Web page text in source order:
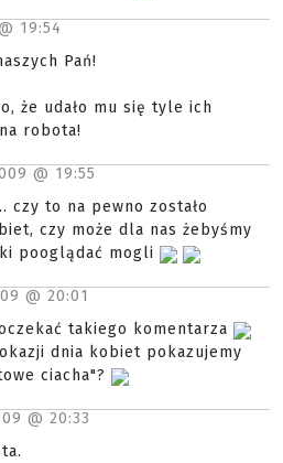
19:54
Pań!
że udało mu się tyle ich
robota!
@ 19:55
czy to na pewno zostało
czy może dla nas żebyśmy
pooglądać mogli
@ 20:01
takiego komentarza
dnia kobiet pokazujemy
ciacha"?
@ 20:33